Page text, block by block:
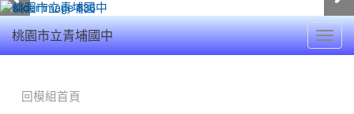
桃園市立青埔國中
回模組首頁